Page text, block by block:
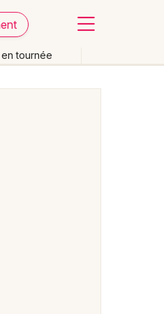
tournée